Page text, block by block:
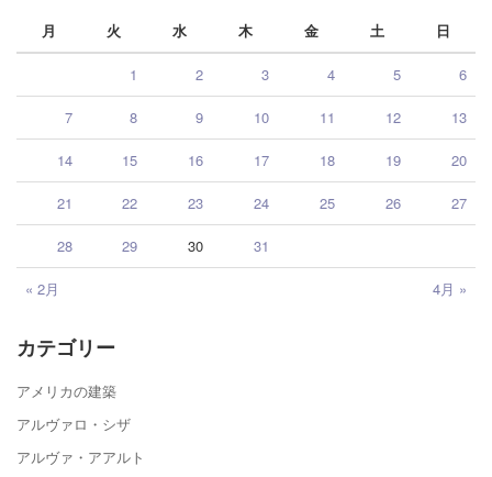
月
火 水 木 金 土 日
« 2月 4月 »
1 2 3 4 5 6
7 8 9 10 11 12 13
14 15 16 17 18 19 20
21 22 23 24 25 26 27
28 29 30 31
カテゴリー
アメリカの建築
アルヴァロ・シザ
アルヴァ・アアルト